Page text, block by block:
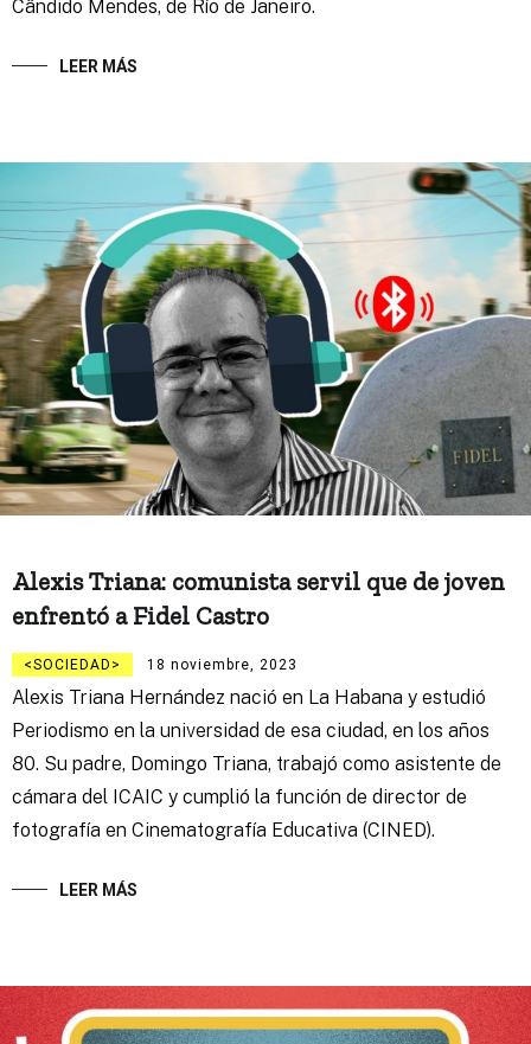
Cândido Mendes, de Río de Janeiro.
LEER MÁS
Alexis Triana: comunista servil que de joven
enfrentó a Fidel Castro
SOCIEDAD 18 noviembre, 2023
Alexis Triana Hernández nació en La Habana y estudió
Periodismo en la universidad de esa ciudad, en los años
80. Su padre, Domingo Triana, trabajó como asistente de
cámara del ICAIC y cumplió la función de director de
fotografía en Cinematografía Educativa (CINED).
LEER MÁS